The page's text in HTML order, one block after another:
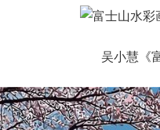
吴小慧《